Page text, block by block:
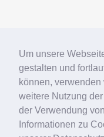
Um unsere
gestalten und
können,
weitere Nutzung
der Verwendung
Informationen zu